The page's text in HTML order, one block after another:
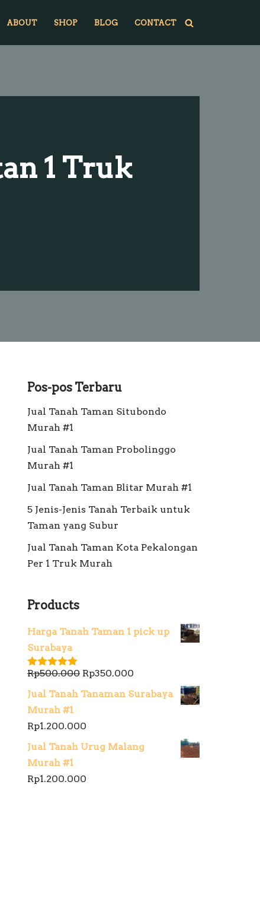
ABOUT SHOP BLOG CONTACT
1 Truk
Pos-pos Terbaru
Jual Tanah Taman Situbondo
Murah #1
Jual Tanah Taman Probolinggo
Murah #1
Jual Tanah Taman Blitar Murah #1
5 Jenis-Jenis Tanah Terbaik untuk
Taman yang Subur
Jual Tanah Taman Kota Pekalongan
Per 1 Truk Murah
Products
Harga Tanah Taman 1 pick up
Surabaya
Dinilai5.00
Rp500.000 Rp350.000
Jual Tanah Tanaman Surabaya
Murah #1
Rp1.200.000
Jual Tanah Urug Malang
Murah #1
Rp1.200.000